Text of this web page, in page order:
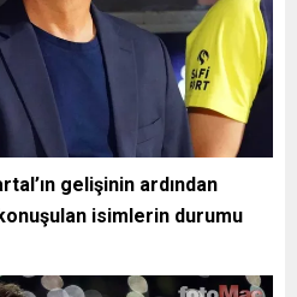
gelişinin ardından
isimlerin durumu